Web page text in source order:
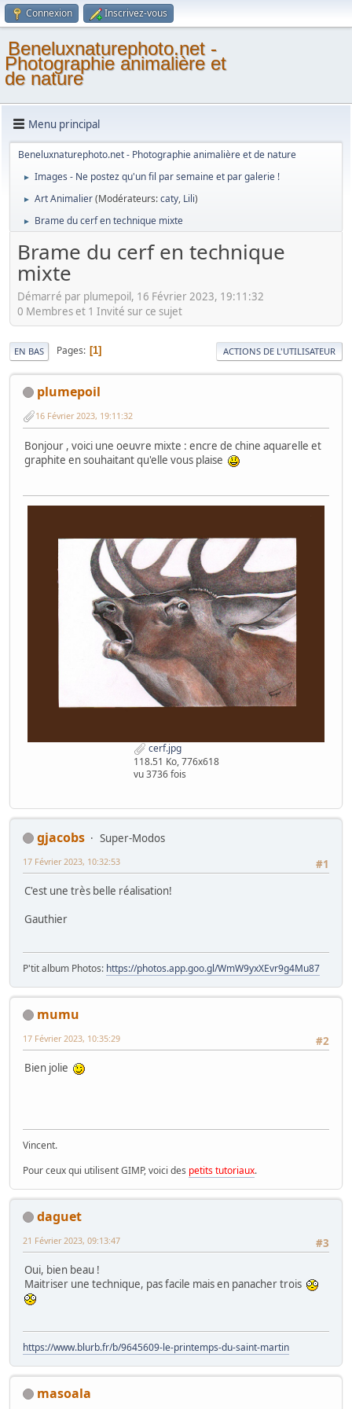
Connexion Inscrivez-vous
Beneluxnaturephoto.net -
Photographie animalière et
de nature
Menu principal
Beneluxnaturephoto.net - Photographie animalière et de nature
► Images - Ne postez qu'un fil par semaine et par galerie !
► Art Animalier(Modérateurs:caty, Lili)
► Brame du cerf en technique mixte
Brame du cerf en technique
mixte
Démarré par plumepoil, 16 Février 2023, 19:11:32
0 Membres et 1 Invité sur ce sujet
EN BAS Pages 1 ACTIONS DE L'UTILISATEUR
plumepoil
16 Février 2023, 19:11:32
Bonjour , voici une oeuvre mixte : encre de chine aquarelle et
graphite en souhaitant qu'elle vous plaise
cerf.jpg
118.51 Ko, 776x618
vu 3736 fois
gjacobs
Super-Modos
#1
17 Février 2023, 10:32:53
C'est une très belle réalisation!
Gauthier
P'tit album Photos: https://photos.app.goo.gl/WmW9yxXEvr9g4Mu87
mumu
#2
17 Février 2023, 10:35:29
Bien jolie
Vincent.
Pour ceux qui utilisent GIMP, voici des petits tutoriaux.
daguet
#3
21 Février 2023, 09:13:47
Oui, bien beau !
Maitriser une technique, pas facile mais en panacher trois
https://www.blurb.fr/b/9645609-le-printemps-du-saint-martin
masoala